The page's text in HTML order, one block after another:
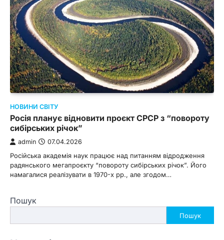
НОВИНИ СВІТУ
Росія планує відновити проєкт СРСР з “повороту
сибірських річок”
admin 07.04.2026
Російська академія наук працює над питанням відродження
радянського мегапроєкту “повороту сибірських річок”. Його
намагалися реалізувати в 1970-х рр., але згодом…
Пошук
Пошук